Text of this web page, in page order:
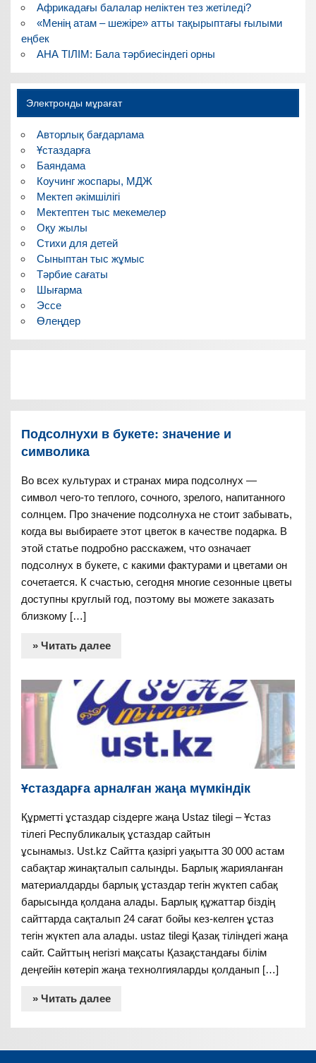
Африкадағы балалар неліктен тез жетіледі?
«Менің атам – шежіре» атты тақырыптағы ғылыми
еңбек
АНА ТІЛІМ: Бала тәрбиесіндегі орны
Электронды мұрағат
Авторлық бағдарлама
Ұстаздарға
Баяндама
Коучинг жоспары, МДЖ
Мектеп әкімшілігі
Мектептен тыс мекемелер
Оқу жылы
Стихи для детей
Сыныптан тыс жұмыс
Тәрбие сағаты
Шығарма
Эссе
Өлеңдер
Подсолнухи в букете: значение и
символика
Во всех культурах и странах мира подсолнух —
символ чего-то теплого, сочного, зрелого, напитанного
солнцем. Про значение подсолнуха не стоит забывать,
когда вы выбираете этот цветок в качестве подарка. В
этой статье подробно расскажем, что означает
подсолнух в букете, с какими фактурами и цветами он
сочетается. К счастью, сегодня многие сезонные цветы
доступны круглый год, поэтому вы можете заказать
близкому […]
» Читать далее
Ұстаздарға арналған жаңа мүмкіндік
Құрметті ұстаздар сіздерге жаңа Ustaz tilegi – Ұстаз
тілегі Республикалық ұстаздар сайтын
ұсынамыз. Ust.kz Сайтта қазіргі уақытта 30 000 астам
сабақтар жинақталып салынды. Барлық жарияланған
материалдарды барлық ұстаздар тегін жүктеп сабақ
барысында қолдана алады. Барлық құжаттар біздің
сайттарда сақталып 24 сағат бойы кез-келген ұстаз
тегін жүктеп ала алады. ustaz tilegi Қазақ тіліндегі жаңа
сайт. Сайттың негізгі мақсаты Қазақстандағы білім
деңгейін көтеріп жаңа технолгияларды қолданып […]
» Читать далее